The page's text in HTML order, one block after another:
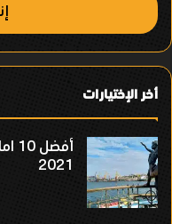
أخر الإختيارات
2021